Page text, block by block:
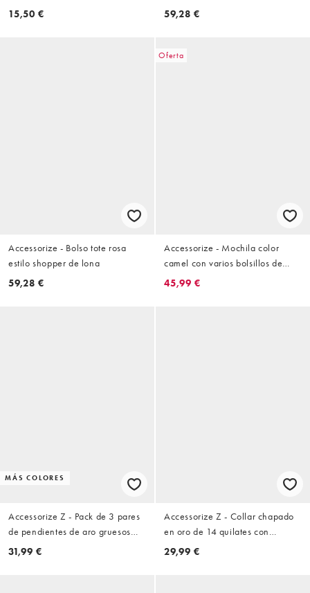
efecto carey
15,50 €
antelina
59,28 €
Accessorize - Bolso tote rosa
estilo shopper de lona
59,28 €
Oferta
Accessorize - Mochila color
camel con varios bolsillos de
antelina
45,99 €
MÁS COLORES
Accessorize Z - Pack de 3 pares
de pendientes de aro gruesos
chapados en oro de 14 quilates
31,99 €
Accessorize Z - Collar chapado
en oro de 14 quilates con
colgante brillante
29,99 €